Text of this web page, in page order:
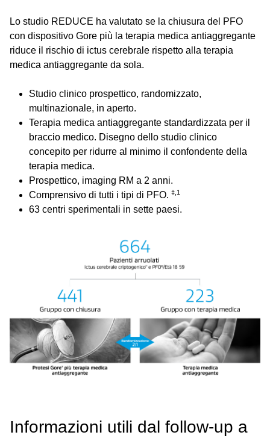
Lo studio REDUCE ha valutato se la chiusura del PFO
con dispositivo Gore più la terapia medica antiaggregante
riduce il rischio di ictus cerebrale rispetto alla terapia
medica antiaggregante da sola.
Studio clinico prospettico, randomizzato,
multinazionale, in aperto.
Terapia medica antiaggregante standardizzata per il
braccio medico. Disegno dello studio clinico
concepito per ridurre al minimo il confondente della
terapia medica.
Prospettico, imaging RM a 2 anni.
Comprensivo di tutti i tipi di PFO. ‡,1
63 centri sperimentali in sette paesi.
Informazioni utili dal follow‑up a